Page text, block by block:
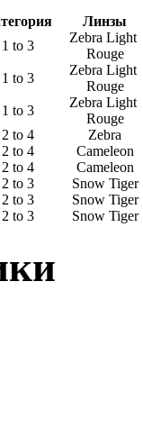
Линзы
1 to 3
Zebra Light
Rouge
1 to 3
Zebra Light
Rouge
1 to 3
Zebra Light
Rouge
2 to 4
Zebra
2 to 4
Cameleon
2 to 4
Cameleon
2 to 3
Snow Tiger
2 to 3
Snow Tiger
2 to 3 Snow Tiger